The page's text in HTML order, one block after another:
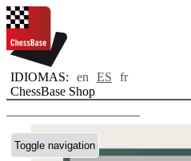
IDIOMAS: en ES
fr
ChessBase Shop
Toggle navigation